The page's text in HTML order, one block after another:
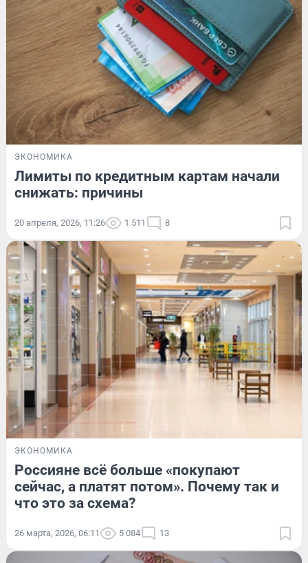
ЭКОНОМИКА
Лимиты по кредитным картам начали
снижать: причины
20 апреля, 2026, 11:26 1 511 8
ЭКОНОМИКА
Россияне всё больше «покупают
сейчас, а платят потом». Почему так и
что это за схема?
26 марта, 2026, 06:11 5 084 13